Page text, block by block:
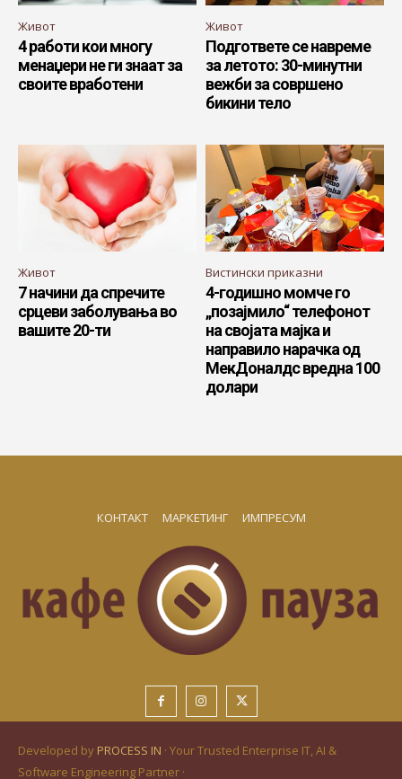
Живот
4 работи кои многу
менаџери не ги знаат за
своите вработени
Живот
Подгответе се навреме
за летото: 30-минутни
вежби за совршено
бикини тело
Живот
7 начини да спречите
срцеви заболувања во
вашите 20-ти
Вистински приказни
4-годишно момче го
„позајмилo“ телефонот
на својата мајка и
направилo нарачка од
МекДоналдс вредна 100
долари
КОНТАКТ МАРКЕТИНГ ИМПРЕСУМ
Developed by PROCESS IN · Your Trusted Enterprise IT, AI &
Software Engineering Partner ·